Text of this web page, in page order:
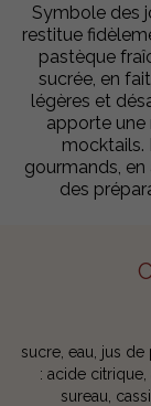
Symbole des
restitue
pastèque
sucrée, en
légères et
apporte une
mocktails.
gourmands,
des
sucre, eau, jus de
: acide
sureau,